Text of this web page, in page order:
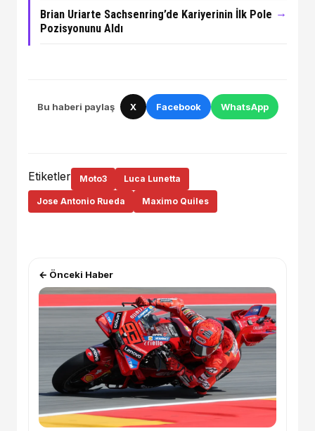
Brian Uriarte Sachsenring’de Kariyerinin İlk Pole
Pozisyonunu Aldı
→
Bu haberi paylaş X Facebook WhatsApp
Etiketler Moto3 Luca Lunetta
Jose Antonio Rueda Maximo Quiles
← Önceki Haber